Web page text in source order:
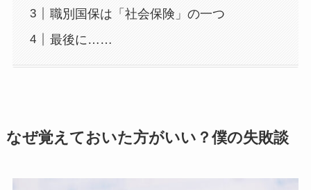
職別国保は「社会保険」の一つ
最後に……
なぜ覚えておいた方がいい？僕の失敗談